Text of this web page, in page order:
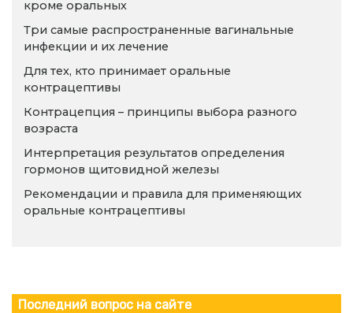
кроме оральных
Три самые распространенные вагинальные
инфекции и их лечение
Для тех, кто принимает оральные
контрацептивы
Контрацепция – принципы выбора разного
возраста
Интерпретация результатов определения
гормонов щитовидной железы
Рекомендации и правила для применяющих
оральные контрацептивы
Последний вопрос на сайте